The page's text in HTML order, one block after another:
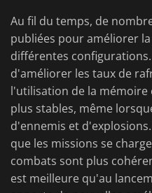
Au fil du temps, de
publiées pour améliorer
différentes
d'améliorer les taux de
l'utilisation de la mémoire
plus stables, même
d'ennemis et
que les missions se
combats sont plus
est meilleure qu'au